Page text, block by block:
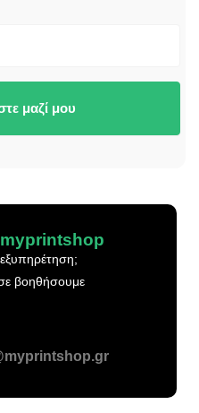
μαζί μου
myprintshop
βοηθήσουμε